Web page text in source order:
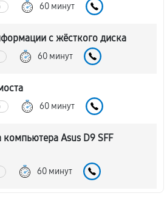
60 минут
с жёсткого диска
60 минут
60 минут
Asus D9 SFF
60 минут